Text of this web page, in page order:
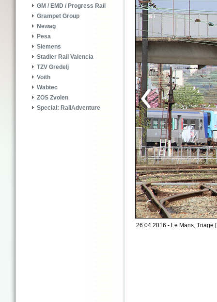
GM / EMD / Progress Rail
Grampet Group
Newag
Pesa
Siemens
Stadler Rail Valencia
TZV Gredelj
Voith
Wabtec
ZOS Zvolen
Special: RailAdventure
26.04.2016 - Le Mans, Triage